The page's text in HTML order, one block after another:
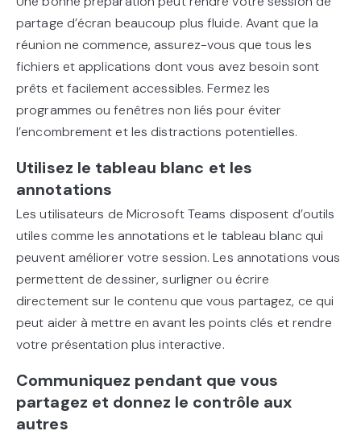
partage d’écran beaucoup plus fluide. Avant que la
réunion ne commence, assurez-vous que tous les
fichiers et applications dont vous avez besoin sont
prêts et facilement accessibles. Fermez les
programmes ou fenêtres non liés pour éviter
l’encombrement et les distractions potentielles.
Utilisez le tableau blanc et les
annotations
Les utilisateurs de Microsoft Teams disposent d’outils
utiles comme les annotations et le tableau blanc qui
peuvent améliorer votre session. Les annotations vous
permettent de dessiner, surligner ou écrire
directement sur le contenu que vous partagez, ce qui
peut aider à mettre en avant les points clés et rendre
votre présentation plus interactive.
Communiquez pendant que vous
partagez et donnez le contrôle aux
autres